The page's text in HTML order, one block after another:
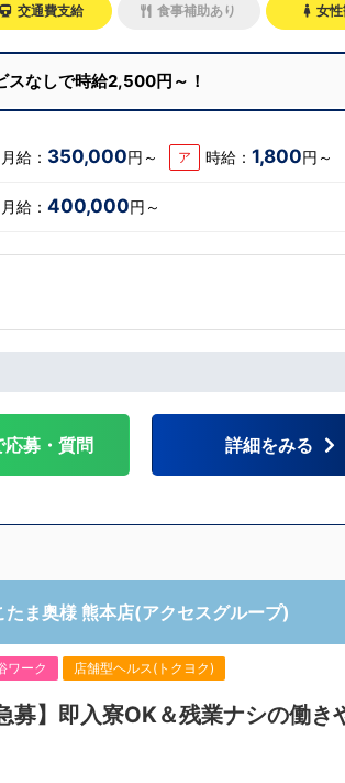
交通費支給 食事補助あり 女
スなしで時給2,500円～！
月給： 350,000円～ ア 時給：1,800円～
月給：400,000円～
応募・質問 詳細をみる
たま奥様 熊本店(アクセスグループ)
ワーク 店舗型ヘルス(トクヨク)
急募】即入寮OK＆残業ナシの働き